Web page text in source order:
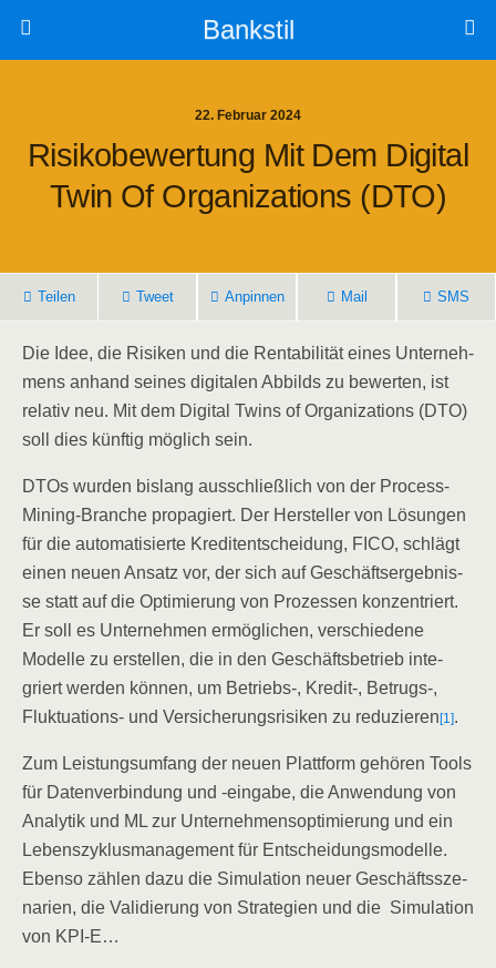
Bankstil
22. Februar 2024
Risi­ko­be­wer­tung Mit Dem Digi­tal
Twin Of Orga­niza­ti­ons (DTO)
Tei­len Tweet Anpin­nen Mail SMS
Die Idee, die Risi­ken und die Ren­ta­bi­li­tät eines Unter­neh­
mens anhand sei­nes digi­ta­len Abbilds zu bewer­ten, ist
rela­tiv neu. Mit dem Digi­tal Twins of Orga­niza­ti­ons (DTO)
soll dies künf­tig mög­lich sein.
DTOs wur­den bis­lang aus­schließ­lich von der Pro­cess-
Mining-Bran­che pro­pa­giert. Der Her­stel­ler von Lösun­gen
für die auto­ma­ti­sier­te Kre­dit­ent­schei­dung, FICO, schlägt
einen neu­en Ansatz vor, der sich auf Geschäfts­er­geb­nis­
se statt auf die Opti­mie­rung von Pro­zes­sen kon­zen­triert.
Er soll es Unter­neh­men ermög­li­chen, ver­schie­de­ne
Model­le zu erstel­len, die in den Geschäfts­be­trieb inte­
griert wer­den kön­nen, um Betriebs‑, Kredit‑, Betrugs‑,
Fluk­tua­tions- und Ver­si­che­rungs­ri­si­ken zu redu­zie­ren [1].
Zum Leis­tungs­um­fang der neu­en Platt­form gehö­ren Tools
für Daten­ver­bin­dung und ‑ein­ga­be, die Anwen­dung von
Ana­ly­tik und ML zur Unter­neh­mens­op­ti­mie­rung und ein
Lebens­zy­klus­ma­nage­ment für Ent­schei­dungs­mo­del­le.
Eben­so zäh­len dazu die Simu­la­ti­on neu­er Geschäfts­sze­
na­ri­en, die Vali­die­rung von Stra­te­gien und die Simu­la­ti­on
von KPI‑E…